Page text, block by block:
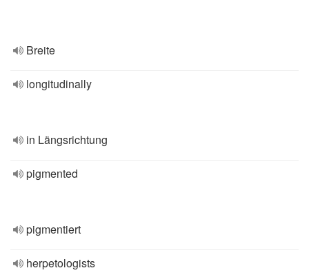
Breite
longitudinally
in Längsrichtung
pigmented
pigmentiert
herpetologists